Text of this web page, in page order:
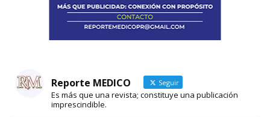
Reporte MEDICO Seguir
Es más que una revista; constituye una publicación
imprescindible.